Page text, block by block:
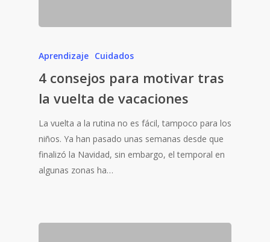
Aprendizaje Cuidados
4 consejos para motivar tras
la vuelta de vacaciones
La vuelta a la rutina no es fácil, tampoco para los
niños. Ya han pasado unas semanas desde que
finalizó la Navidad, sin embargo, el temporal en
algunas zonas ha…